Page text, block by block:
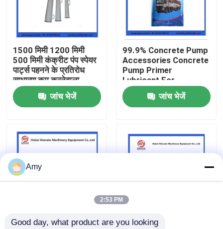
हमारे बारे में
फैक्टरी यात्रा
गुणवत्ता नियंत्रण
हमसे संपर्क करें
एक बोली का अनुरोध
श्वाइंग कंक्रीट पंप के भाग
1500 मिमी 1200 मिमी
500 मिमी कंक्रीट पंप स्पेयर
पार्ट्स पहनने के प्रतिरोध
साधारण कम करनेवाला
जांच भेजें
99.9% Concrete Pump
Accessories Concrete
Pump Primer
Lubricant For
Concrete Pumping
Pipe
जांच भेजें
500x500 Concrete 600x600 Concrete
Amy
2:53 PM
Good day, what product are you looking